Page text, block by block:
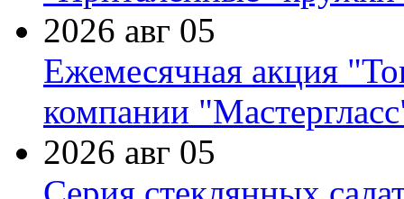
2026 авг 05
Ежемесячная акция
компании
2026 авг 05